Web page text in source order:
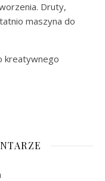
Druty,
maszyna do
kreatywnego